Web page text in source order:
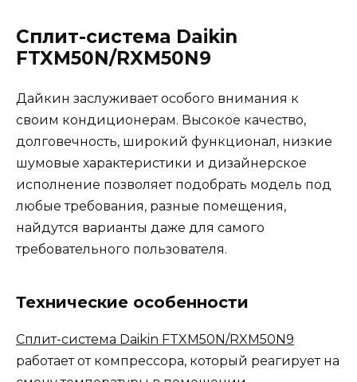
Сплит-система Daikin
FTXM50N/RXM50N9
Дайкин заслуживает особого внимания к
своим кондиционерам. Высокое качество,
долговечность, широкий функционал, низкие
шумовые характеристики и дизайнерское
исполнение позволяет подобрать модель под
любые требования, разные помещения,
найдутся варианты даже для самого
требовательного пользователя.
Технические особенности
Сплит-система Daikin FTXM50N/RXM50N9
работает от компрессора, который реагирует на